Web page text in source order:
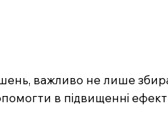
важливо не лише
в підвищенні